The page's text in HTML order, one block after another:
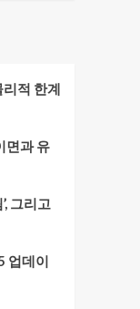
적 한계
면과 유
그리고
업데이